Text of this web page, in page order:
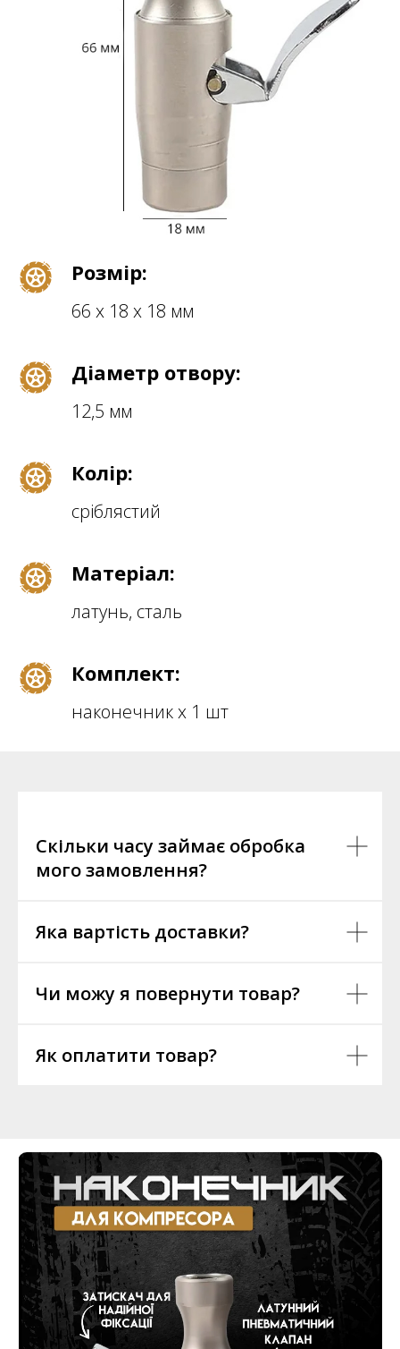
Розмір:
66 х 18 х 18 мм
Діаметр отвору:
12,5 мм
Колір:
сріблястий
Матеріал:
латунь, сталь
Комплект:
наконечник х 1 шт
Скільки часу займає обробка
мого замовлення?
Яка вартість доставки?
Чи можу я повернути товар?
Як оплатити товар?